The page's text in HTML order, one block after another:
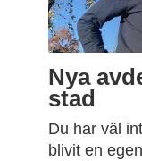
Nya
stad
Du har väl
blivit en